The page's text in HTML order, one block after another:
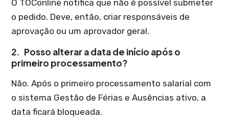
O TOConline notifica que não é possível submeter
o pedido. Deve, então, criar responsáveis de
aprovação ou um aprovador geral.
2. Posso alterar a data de início após o
primeiro processamento?
Não. Após o primeiro processamento salarial com
o sistema Gestão de Férias e Ausências ativo, a
data ficará bloqueada.